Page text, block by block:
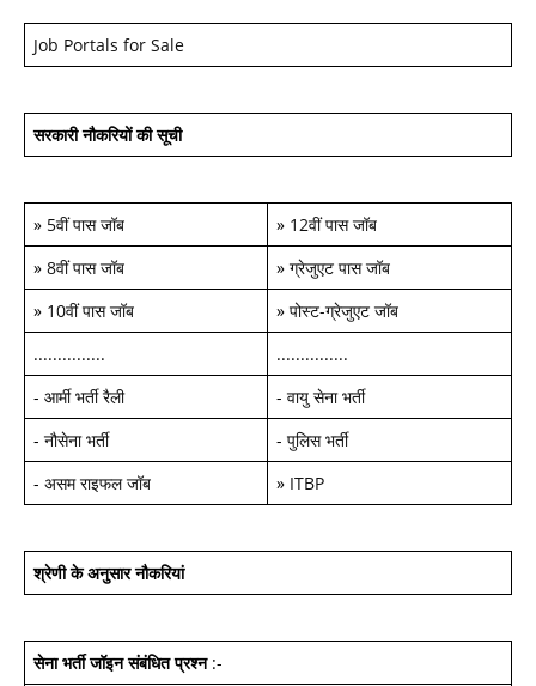
Job Portals for Sale
सरकारी नौकरियों की सूची
» 5वीं पास जॉब » 12वीं पास जॉब
» 8वीं पास जॉब » ग्रेजुएट पास जॉब
» 10वीं पास जॉब » पोस्ट-ग्रेजुएट जॉब
...............
...............
- आर्मी भर्ती रैली - वायु सेना भर्ती
- नौसेना भर्ती - पुलिस भर्ती
- असम राइफल जॉब » ITBP
श्रेणी के अनुसार नौकरियां
सेना भर्ती जॉइन संबंधित प्रश्न:-